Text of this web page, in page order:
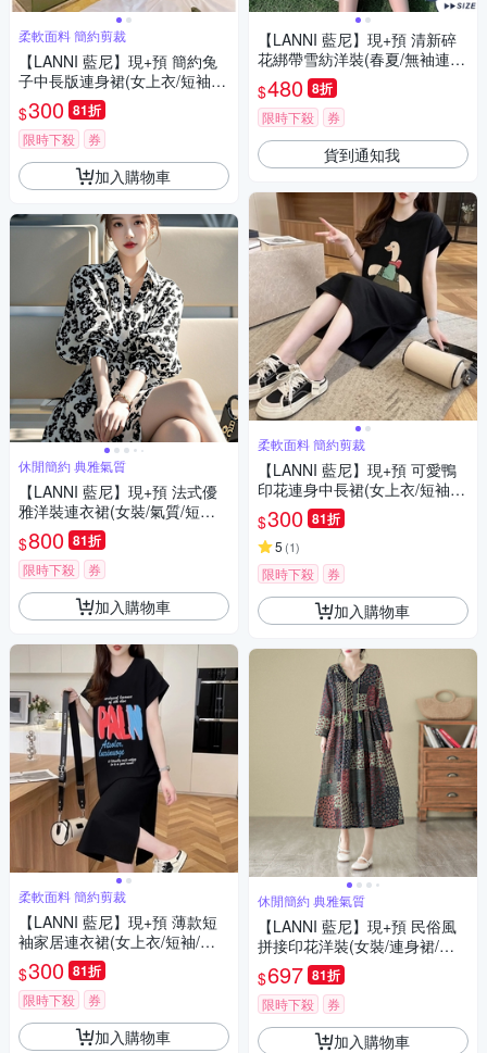
柔軟面料 簡約剪裁
【LANNI 藍尼】現+預 簡約兔
子中長版連身裙(女上衣/短袖/
休閒)
$300 81折
限時下殺 券
加入購物車
休閒簡約 典雅氣質
【LANNI 藍尼】現+預 法式優
雅洋裝連衣裙(女裝/氣質/短袖
洋裝/連身裙)
$800 81折
限時下殺 券
加入購物車
柔軟面料 簡約剪裁
【LANNI 藍尼】現+預 薄款短
袖家居連衣裙(女上衣/短袖/休
閒)
$300 81折
限時下殺 券
加入購物車
【LANNI 藍尼】現+預 清新碎
花綁帶雪紡洋裝(春夏/無袖連身
裙/碎花洋裝/吊帶長裙/收腰設
計)
$480 8折
限時下殺 券
貨到通知我
柔軟面料 簡約剪裁
【LANNI 藍尼】現+預 可愛鴨
印花連身中長裙(女上衣/短袖/
休閒)
$300 81折
5 (1)
限時下殺 券
加入購物車
休閒簡約 典雅氣質
【LANNI 藍尼】現+預 民俗風
拼接印花洋裝(女裝/連身裙/連
衣裙)
$697 81折
限時下殺 券
加入購物車